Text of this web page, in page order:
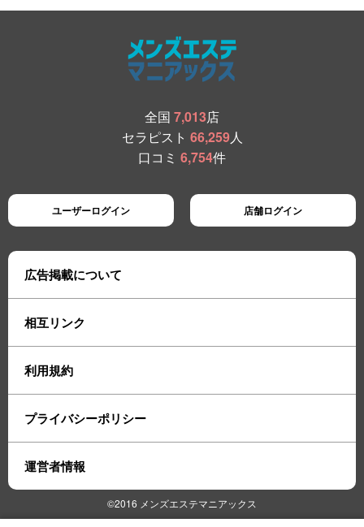
全国 7,013店
セラピスト 66,259人
口コミ 6,754件
ユーザーログイン 店舗ログイン
広告掲載について
相互リンク
利用規約
プライバシーポリシー
運営者情報
©2016 メンズエステマニアックス